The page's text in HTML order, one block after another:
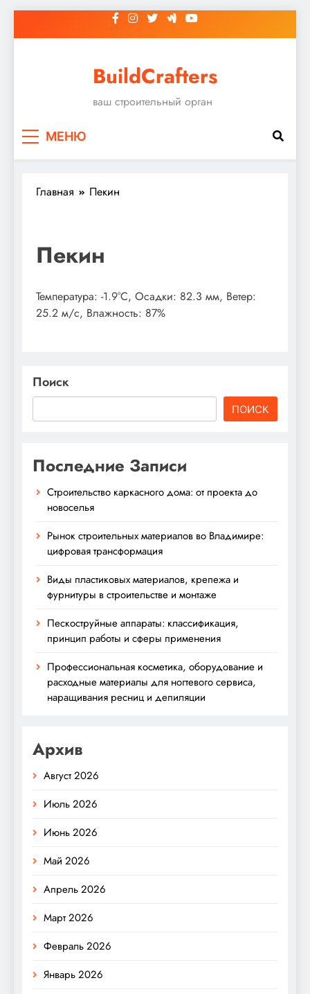
к
BuildCrafters
ваш строительный орган
МЕНЮ
Главная Пекин
Пекин
Температура: -1.9°C, Осадки: 82.3 мм, Ветер:
25.2 м/с, Влажность: 87%
Поиск
ПОИСК
Последние Записи
Строительство каркасного дома: от проекта до
новоселья
Рынок строительных материалов во Владимире:
цифровая трансформация
Виды пластиковых материалов, крепежа и
фурнитуры в строительстве и монтаже
Пескоструйные аппараты: классификация,
принцип работы и сферы применения
Профессиональная косметика, оборудование и
расходные материалы для ногтевого сервиса,
наращивания ресниц и депиляции
Архив
Август 2026
Июль 2026
Июнь 2026
Май 2026
Апрель 2026
Март 2026
Февраль 2026
Январь 2026